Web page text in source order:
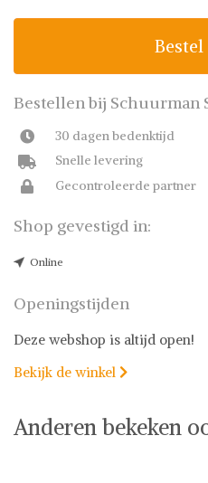
Bestel
Bestellen bij Schuurman
30 dagen bedenktijd
Snelle levering
Gecontroleerde partner
Shop gevestigd in:
Online
Openingstijden
Deze webshop is altijd open!
Bekijk de winkel 
Anderen bekeken